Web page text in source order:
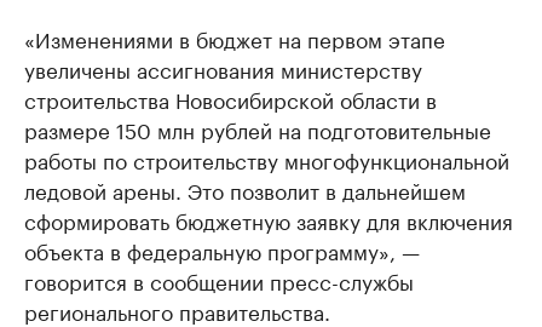
«Изменениями в бюджет на первом этапе
увеличены ассигнования министерству
строительства Новосибирской области в
размере 150 млн рублей на подготовительные
работы по строительству многофункциональной
ледовой арены. Это позволит в дальнейшем
сформировать бюджетную заявку для включения
объекта в федеральную программу», —
говорится в сообщении пресс-службы
регионального правительства.